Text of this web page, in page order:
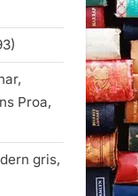
Proa,
gris,